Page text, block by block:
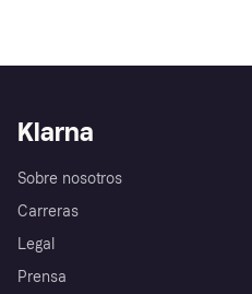
Klarna
Sobre nosotros
Carreras
Legal
Prensa